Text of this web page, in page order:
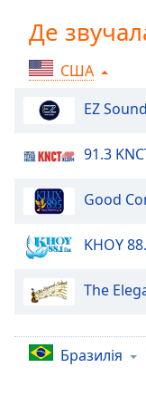
Chapters
Descriptions
descriptions
selected
subtitles
settings,
opens
subtitles
settings
subtitles
off
Де
США
EZ Sound
91.3
Good
KHOY
The
Бразилія